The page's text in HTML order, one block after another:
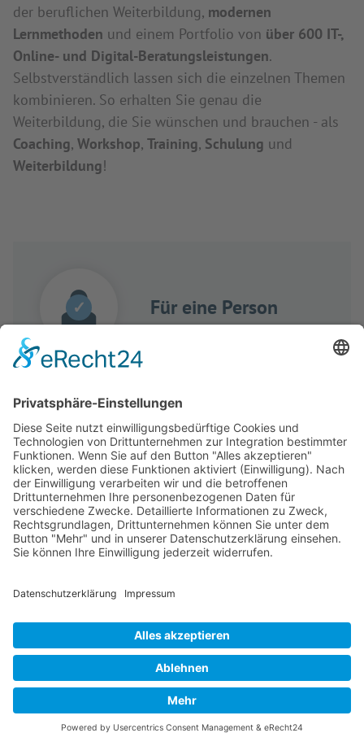
der beruflichen Weiterbildung, modernen
Lernmethoden und einem Portfolio von über 600 IT-,
Online- und Digital-Beratungsleistungen.
Selbstverständlich lassen sich die einzelnen Themen
kombinieren. So erhalten Sie genau die
Weiterbildung, die Sie wünschen und brauchen - als
Coaching, Workshop, Training, Schulung und
Weiterbildung!
✓ Für eine Person
Training & Coaching für Einzelpersonen
Passgenaue Inhalte auf den einzelnen
Teilnehmer zugeschnitten
Ein sehr effektives Format, das schnell
Ergebnisse bringt
Individuelle Training und Coaching
motivieren und wirken
Jetzt anfragen
✓ Für eine Gruppe